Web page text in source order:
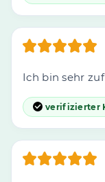
Ich bin sehr
verifizierter